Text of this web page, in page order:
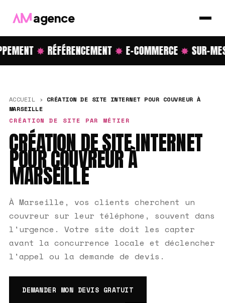
agence
✸RÉFÉRENCEMENT✸E-COMMERCE✸SUR-
ACCUEIL › CRÉATION DE SITE INTERNET POUR COUVREUR À
MARSEILLE
CRÉATION DE SITE PAR MÉTIER
CRÉATION DE SITE INTERNET
POUR COUVREUR À
MARSEILLE
À Marseille, vos clients cherchent un
couvreur sur leur téléphone, souvent dans
l'urgence. Votre site doit les capter
avant la concurrence locale et déclencher
l'appel ou la demande de devis.
DEMANDER MON DEVIS GRATUIT